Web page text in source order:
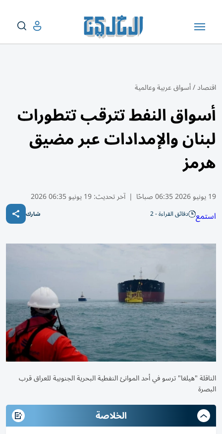
اقتصاد/أسواق عربية وعالمية
أسواق النفط تترقب تتطورات
لبنان والإمدادات عبر مضيق
هرمز
19 يونيو 2026 06:35 صباحًا | آخر تحديث:19 يونيو 06:35 2026
استمع دقائق القراءة - 2 شارك
الناقلة "هيلغا" ترسو في أحد الموانئ النفطية البحرية الجنوبية للعراق قرب
البصرة
الخلاصة